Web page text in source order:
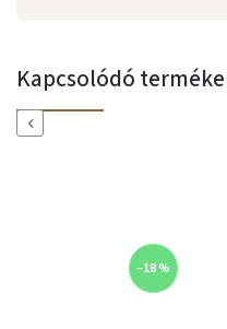
Kapcsolódó
Previous
–18 %